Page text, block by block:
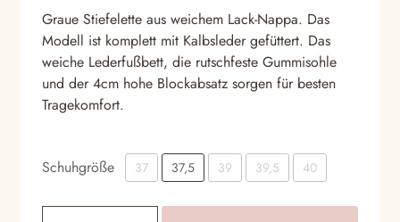
239,00 €129,00 €.
Graue Stiefelette aus weichem Lack-Nappa. Das
Modell ist komplett mit Kalbsleder gefüttert. Das
weiche Lederfußbett, die rutschfeste Gummisohle
und der 4cm hohe Blockabsatz sorgen für besten
Tragekomfort.
Schuhgröße 37 37,5 39 39,5 40